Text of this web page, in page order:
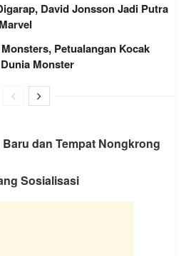
David Jonsson Jadi Putra
Petualangan Kocak
Monster
dan Tempat Nongkrong
Sosialisasi